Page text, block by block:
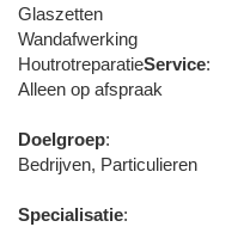
Glaszetten
Wandafwerking
HoutrotreparatieService:
Alleen op afspraak
Doelgroep:
Bedrijven, Particulieren
Specialisatie: